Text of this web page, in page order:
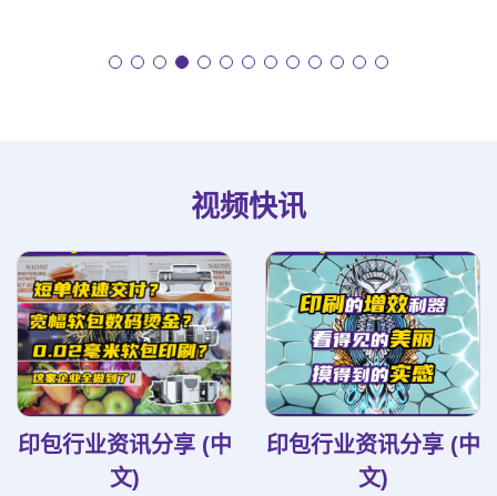
视频快讯
印包行业资讯分享 (中
文)
印包行业资讯分享 (中
文)